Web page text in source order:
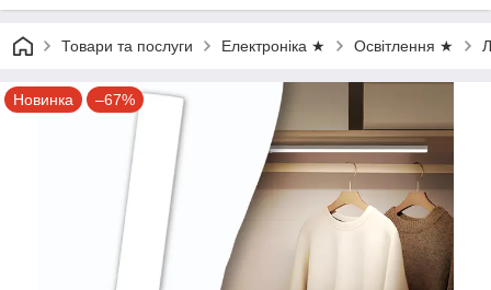
Товари та послуги Електроніка ★ Освітлення ★
Новинка –67%